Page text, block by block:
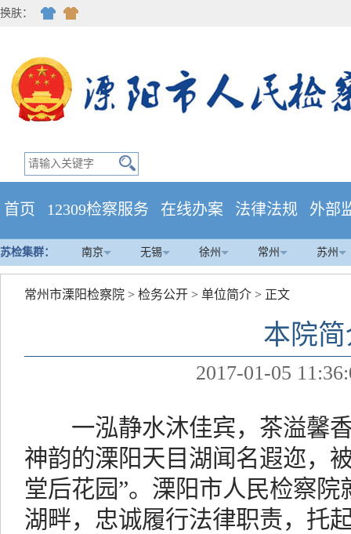
换肤：
首页 12309检察服务 在线办案 法律法规 外部
苏检集群： 南京 无锡 徐州 常州 苏州
常州市溧阳检察院 > 检务公开 > 单位简介 > 正文
本院
2017-01-05
一泓静水沐佳宾，茶溢馨香
神韵的溧阳天目湖闻名遐迩，
堂后花园”。溧阳市人民检察
湖畔，忠诚履行法律职责，托